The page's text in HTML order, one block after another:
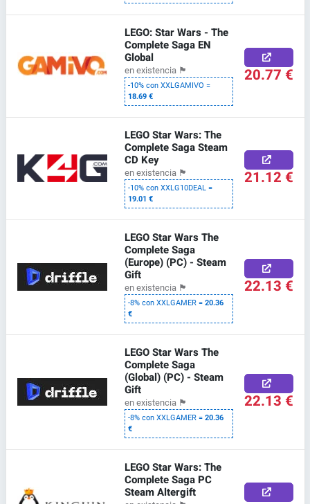
LEGO: Star Wars - The
Complete Saga EN
Global
en existencia 🏴
-10% con XXLGAMIVO =
18.69 €
20.77 €
LEGO Star Wars: The
Complete Saga Steam
CD Key
en existencia 🏴
-10% con XXLG10DEAL =
19.01 €
21.12 €
LEGO Star Wars The
Complete Saga
(Europe) (PC) - Steam
Gift
en existencia 🏴
-8% con XXLGAMER =20.36
€
22.13 €
LEGO Star Wars The
Complete Saga
(Global) (PC) - Steam
Gift
en existencia 🏴
-8% con XXLGAMER =20.36
€
22.13 €
LEGO Star Wars: The
Complete Saga PC
Steam Altergift